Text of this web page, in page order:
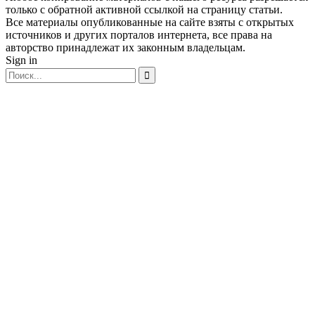
только с обратной активной ссылкой на страницу статьи.
Все материалы опубликованные на сайте взяты с открытых
источников и других порталов интернета, все права на
авторство принадлежат их законным владельцам.
Sign in